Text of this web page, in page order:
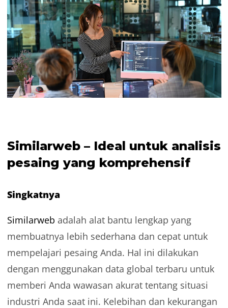
Similarweb – Ideal untuk analisis
pesaing yang komprehensif
Singkatnya
Similarweb adalah alat bantu lengkap yang
membuatnya lebih sederhana dan cepat untuk
mempelajari pesaing Anda. Hal ini dilakukan
dengan menggunakan data global terbaru untuk
memberi Anda wawasan akurat tentang situasi
industri Anda saat ini. Kelebihan dan kekurangan